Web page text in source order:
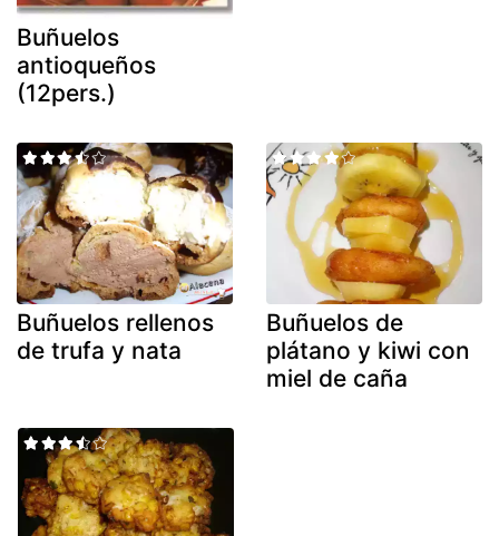
Buñuelos
antioqueños
(12pers.)
Buñuelos rellenos
de trufa y nata
Buñuelos de
plátano y kiwi con
miel de caña